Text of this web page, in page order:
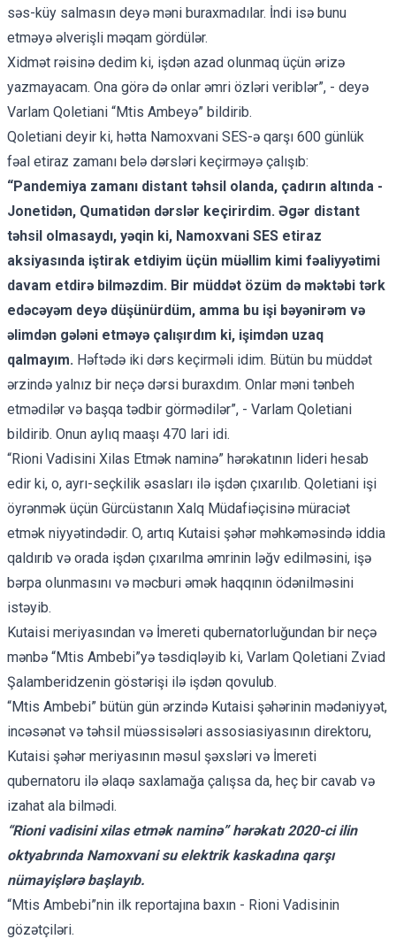
səs-küy salmasın deyə məni buraxmadılar. İndi isə bunu
etməyə əlverişli məqam gördülər.
Xidmət rəisinə dedim ki, işdən azad olunmaq üçün ərizə
yazmayacam. Ona görə də onlar əmri özləri veriblər”, - deyə
Varlam Qoletiani “Mtis Ambeyə” bildirib.
Qoletiani deyir ki, hətta Namoxvani SES-ə qarşı 600 günlük
fəal etiraz zamanı belə dərsləri keçirməyə çalışıb:
“Pandemiya zamanı distant təhsil olanda, çadırın altında -
Jonetidən, Qumatidən dərslər keçirirdim. Əgər distant
təhsil olmasaydı, yəqin ki, Namoxvani SES etiraz
aksiyasında iştirak etdiyim üçün müəllim kimi fəaliyyətimi
davam etdirə bilməzdim. Bir müddət özüm də məktəbi tərk
edəcəyəm deyə düşünürdüm, amma bu işi bəyənirəm və
əlimdən gələni etməyə çalışırdım ki, işimdən uzaq
qalmayım. Həftədə iki dərs keçirməli idim. Bütün bu müddət
ərzində yalnız bir neçə dərsi buraxdım. Onlar məni tənbeh
etmədilər və başqa tədbir görmədilər”, - Varlam Qoletiani
bildirib. Onun aylıq maaşı 470 lari idi.
“Rioni Vadisini Xilas Etmək naminə” hərəkatının lideri hesab
edir ki, o, ayrı-seçkilik əsasları ilə işdən çıxarılıb. Qoletiani işi
öyrənmək üçün Gürcüstanın Xalq Müdafiəçisinə müraciət
etmək niyyətindədir. O, artıq Kutaisi şəhər məhkəməsində iddia
qaldırıb və orada işdən çıxarılma əmrinin ləğv edilməsini, işə
bərpa olunmasını və məcburi əmək haqqının ödənilməsini
istəyib.
Kutaisi meriyasından və İmereti qubernatorluğundan bir neçə
mənbə “Mtis Ambebi”yə təsdiqləyib ki, Varlam Qoletiani Zviad
Şalamberidzenin göstərişi ilə işdən qovulub.
“Mtis Ambebi” bütün gün ərzində Kutaisi şəhərinin mədəniyyət,
incəsənət və təhsil müəssisələri assosiasiyasının direktoru,
Kutaisi şəhər meriyasının məsul şəxsləri və İmereti
qubernatoru ilə əlaqə saxlamağa çalışsa da, heç bir cavab və
izahat ala bilmədi.
“Rioni vadisini xilas etmək naminə” hərəkatı 2020-ci ilin
oktyabrında Namoxvani su elektrik kaskadına qarşı
nümayişlərə başlayıb.
“Mtis Ambebi”nin ilk reportajına baxın - Rioni Vadisinin
gözətçiləri.